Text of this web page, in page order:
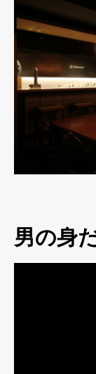
男の身